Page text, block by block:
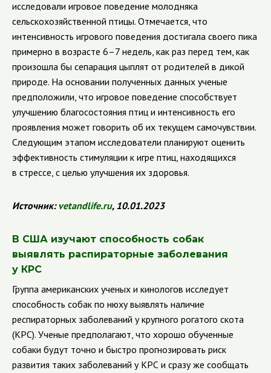
исследовали игровое поведение молодняка
сельскохозяйственной птицы. Отмечается, что
интенсивность игрового поведения достигала своего пика
примерно в возрасте 6–7 недель, как раз перед тем, как
произошла бы сепарация цыплят от родителей в дикой
природе. На основании полученных данных ученые
предположили, что игровое поведение способствует
улучшению благосостояния птиц и интенсивность его
проявления может говорить об их текущем самочувствии.
Следующим этапом исследователи планируют оценить
эффективность стимуляции к игре птиц, находящихся
в стрессе, с целью улучшения их здоровья.
Источник:vetandlife.ru, 10.01.2023
В США изучают способность собак
выявлять распираторные заболевания
у КРС
Группа американских ученых и кинологов исследует
способность собак по нюху выявлять наличие
респираторных заболеваний у крупного рогатого скота
(КРС). Ученые предполагают, что хорошо обученные
собаки будут точно и быстро прогнозировать риск
развития таких заболеваний у КРС и сразу же сообщать